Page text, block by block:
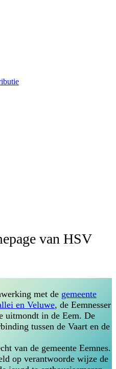
van HSV
met de gemeente
en Veluwe, de Eemnesser
uitmondt in de Eem. De
tussen de Vaart en de
van de gemeente Eemnes.
op verantwoorde wijze de